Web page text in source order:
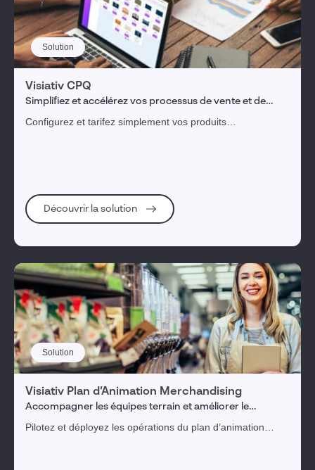
Solution
Visiativ CPQ
Simplifiez et accélérez vos processus de vente et de
fabrication de vos produits complexes.
Configurez et tarifez simplement vos produits
Découvrir la solution
Solution
Visiativ Plan d’Animation Merchandising
Accompagner les équipes terrain et améliorer le
déploiement de ses animations et promotions
Pilotez et déployez les opérations du plan d’animation